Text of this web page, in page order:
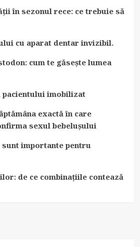
în sezonul rece: ce trebuie să
cu aparat dentar invizibil.
cum te găsește lumea
imobilizat
exactă în care
sexul bebelușului
importante pentru
de ce combinațiile contează